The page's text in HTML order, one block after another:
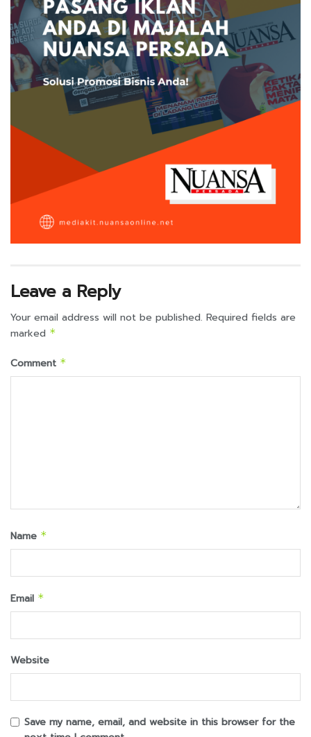
Leave a Reply
Your email address will not be published. Required fields are
marked *
Comment *
Name *
Email *
Website
Save my name, email, and website in this browser for the